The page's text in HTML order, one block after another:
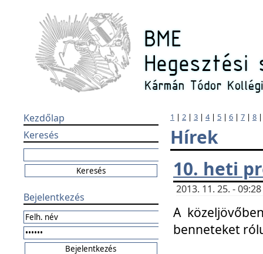
Kezdőlap
Keresés
Bejelentkezés
1 | 2 | 3 | 4| 5 | 6 | 7 | 8
Hírek
10. heti
2013. 11. 25. -
A
benneteket